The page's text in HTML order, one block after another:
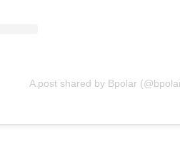
A post shared by Bpolar